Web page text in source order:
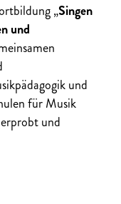
„Singen
und
und
für Musik
und